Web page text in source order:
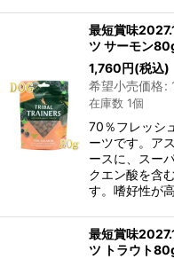
最短賞味
ツ サーモン
1,760円(税込)
希望小売価格:
在庫数 1個
70％フレッシ
ーツです。ア
ースに、スー
クエン酸を含
す。嗜好性が
最短賞味
ツ トラウト